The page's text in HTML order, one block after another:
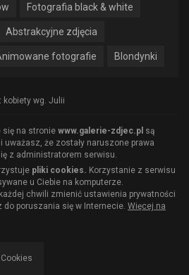
Fotografia black & white
Abstrakcyjne zdjęcia
fotografie Blondynki
kobiety wg. Julii
na stronie www.galerie-zdjec.pl są
uważasz, że zostały naruszone prawa
z administratorem serwisu.
pliki cookies. Korzystanie z serwisu
u Ciebie na komputerze.
chwili zmienić ustawienia prywatności
poruszania się w Internecie. Więcej na